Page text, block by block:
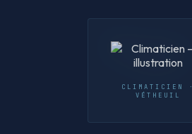
CLIMATICIEN ·
VÉTHEUIL